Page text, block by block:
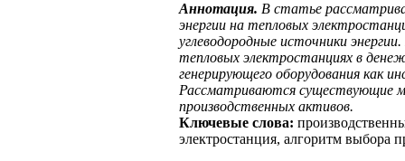
Аннотация. В статье
энергии на тепловых
углеводородные источники
тепловых электростанциях в
генерирующего оборудования как
Рассматриваются существующие
производственных активов.
Ключевые слова:
электростанция, алгоритм выбора